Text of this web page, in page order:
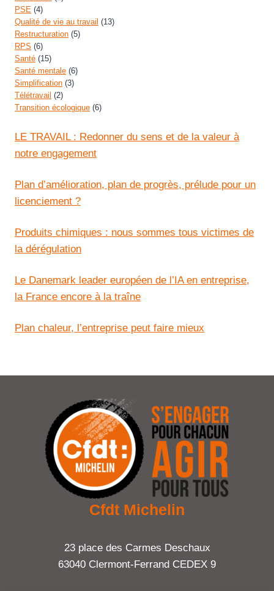
PSE (4)
Qualité de vie au travail (13)
Restructuration (5)
RPS (6)
Santé (15)
Santé mentale (6)
Simplification (3)
Télétravail (2)
Transition écologique (6)
LE TRAVAIL : Redonner du sens et de la valeur à
notre engagement
Plan d’amélioration, plan de progrès, prélude pour un
licenciement ?
Produits chimiques : nous sommes tous victimes de
la dérégulation
Le Danemark leader européen de l’IA en entreprise,
la France encore à la traîne
Plan chaleur, l’entreprise peut faire mieux
Cfdt Michelin
23 place des Carmes Deschaux
63040 Clermont-Ferrand CEDEX 9